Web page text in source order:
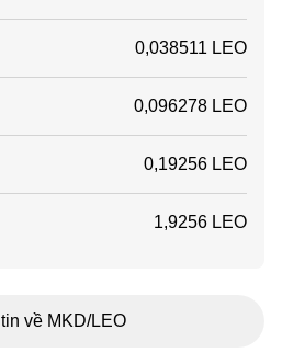
0,038511 LEO
0,096278 LEO
0,19256 LEO
1,9256 LEO
về MKD/LEO